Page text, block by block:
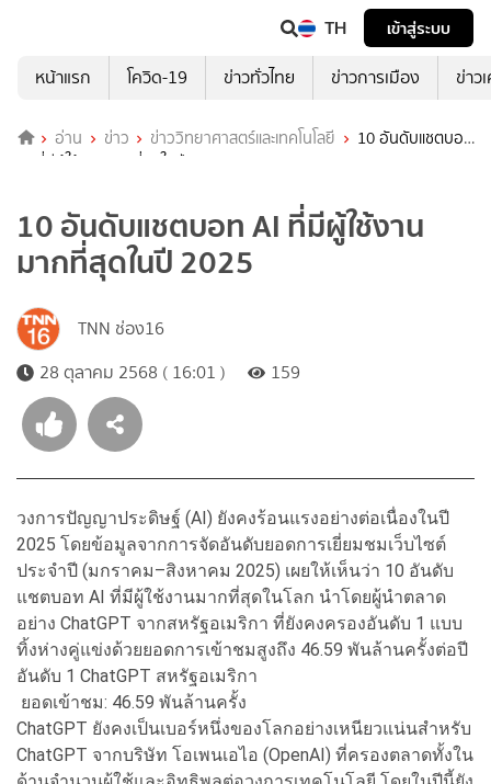
TH
เข้าสู่ระบบ
หน้าแรก
โควิด-19 ข่าวทั่วไทย ข่าวการเมือง ข่าว
อ่าน ข่าว ข่าววิทยาศาสตร์และเทคโนโลยี
10 อันดับแชตบอท
AI ที่มีผู้ใช้งานมากที่สุดในปี 2025
10 อันดับแชตบอท AI ที่มีผู้ใช้งาน
มากที่สุดในปี 2025
TNN ช่อง16
28 ตุลาคม 2568 ( 16:01 )
159
วงการปัญญาประดิษฐ์ (AI) ยังคงร้อนแรงอย่างต่อเนื่องในปี
2025 โดยข้อมูลจากการจัดอันดับยอดการเยี่ยมชมเว็บไซต์
ประจำปี (มกราคม–สิงหาคม 2025) เผยให้เห็นว่า 10 อันดับ
แชตบอท AI ที่มีผู้ใช้งานมากที่สุดในโลก นำโดยผู้นำตลาด
อย่าง ChatGPT จากสหรัฐอเมริกา ที่ยังคงครองอันดับ 1 แบบ
ทิ้งห่างคู่แข่งด้วยยอดการเข้าชมสูงถึง 46.59 พันล้านครั้งต่อปี
อันดับ 1 ChatGPT สหรัฐอเมริกา
ยอดเข้าชม: 46.59 พันล้านครั้ง
ChatGPT ยังคงเป็นเบอร์หนึ่งของโลกอย่างเหนียวแน่นสำหรับ
ChatGPT จากบริษัท โอเพนเอไอ (OpenAI) ที่ครองตลาดทั้งใน